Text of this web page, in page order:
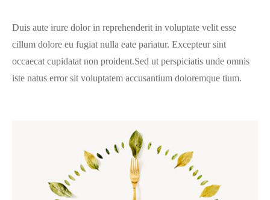
Duis aute irure dolor in reprehenderit in voluptate velit esse
cillum dolore eu fugiat nulla eate pariatur. Excepteur sint
occaecat cupidatat non proident.Sed ut perspiciatis unde omnis
iste natus error sit voluptatem accusantium doloremque tium.